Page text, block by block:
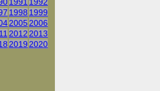
1991 1992
1998 1999
20052006
20122013
20192020